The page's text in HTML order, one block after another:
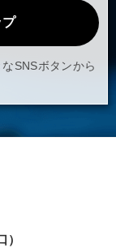
SNSボタンから